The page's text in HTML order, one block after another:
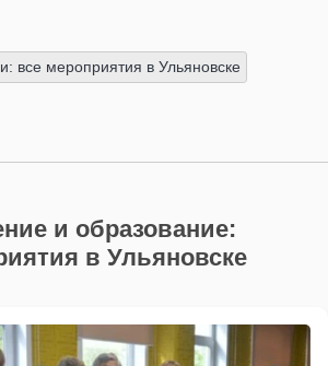
все мероприятия в Ульяновске
и образование:
в Ульяновске